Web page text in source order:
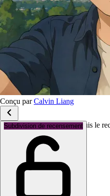
Conçu parCalvin Liang
Subdivision de recensement
Variation de population depuis le